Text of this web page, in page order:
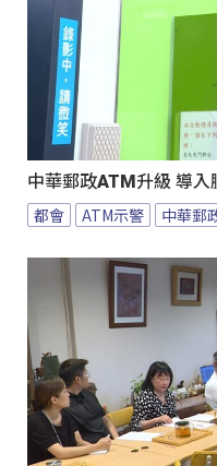
中華郵政ATM升級 導入
都會 ATM示警 中華郵